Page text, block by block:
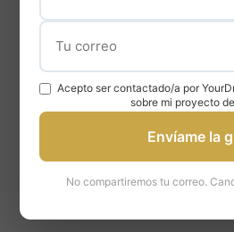
En
Acepto ser contactado/a por
sobre mi proyecto
Envíame la
No compartiremos tu correo.